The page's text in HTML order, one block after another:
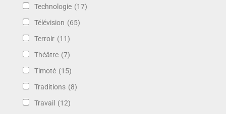
Technologie (17)
Télévision (65)
Terroir (11)
Théâtre (7)
Timoté (15)
Traditions (8)
Travail (12)